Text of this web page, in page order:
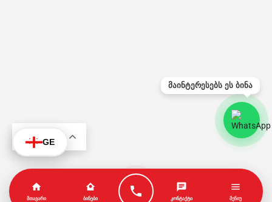
GE
ᲛᲗᲐᲕᲐᲠᲘ ᲑᲘᲜᲔᲑᲘ ᲙᲝᲜᲢᲐᲥᲢᲘ ᲛᲔᲜᲘᲣ
KA
მაინტერესებს ეს ბინა